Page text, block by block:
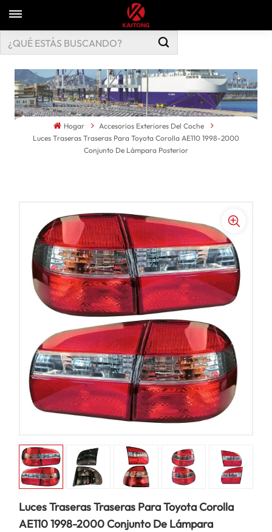
Hogar
Accesorios Exteriores Del Coche
Luces Traseras Traseras Para Toyota Corolla AE110 1998-2000
Conjunto De Lámpara Posterior
Luces Traseras Traseras Para Toyota Corolla
AE110 1998-2000 Conjunto De Lámpara